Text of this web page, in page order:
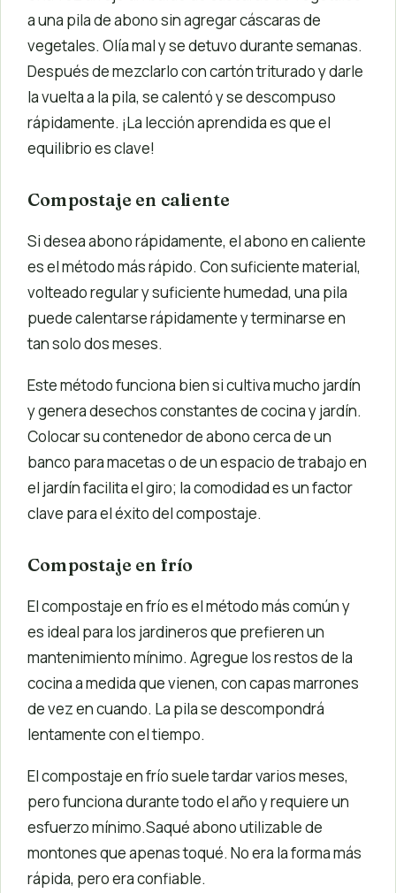
a una pila de abono sin agregar cáscaras de
vegetales. Olía mal y se detuvo durante semanas.
Después de mezclarlo con cartón triturado y darle
la vuelta a la pila, se calentó y se descompuso
rápidamente. ¡La lección aprendida es que el
equilibrio es clave!
Compostaje en caliente
Si desea abono rápidamente, el abono en caliente
es el método más rápido. Con suficiente material,
volteado regular y suficiente humedad, una pila
puede calentarse rápidamente y terminarse en
tan solo dos meses.
Este método funciona bien si cultiva mucho jardín
y genera desechos constantes de cocina y jardín.
Colocar su contenedor de abono cerca de un
banco para macetas o de un espacio de trabajo en
el jardín facilita el giro; la comodidad es un factor
clave para el éxito del compostaje.
Compostaje en frío
El compostaje en frío es el método más común y
es ideal para los jardineros que prefieren un
mantenimiento mínimo. Agregue los restos de la
cocina a medida que vienen, con capas marrones
de vez en cuando. La pila se descompondrá
lentamente con el tiempo.
El compostaje en frío suele tardar varios meses,
pero funciona durante todo el año y requiere un
esfuerzo mínimo.Saqué abono utilizable de
montones que apenas toqué. No era la forma más
rápida, pero era confiable.